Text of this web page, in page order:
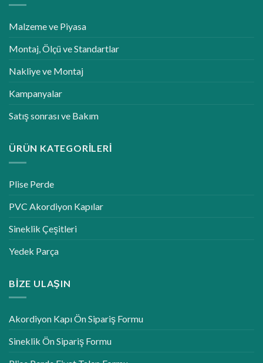
Malzeme ve Piyasa
Montaj, Ölçü ve Standartlar
Nakliye ve Montaj
Kampanyalar
Satış sonrası ve Bakım
ÜRÜN KATEGORILERI
Plise Perde
PVC Akordiyon Kapılar
Sineklik Çeşitleri
Yedek Parça
BIZE ULAŞIN
Akordiyon Kapı Ön Sipariş Formu
Sineklik Ön Sipariş Formu